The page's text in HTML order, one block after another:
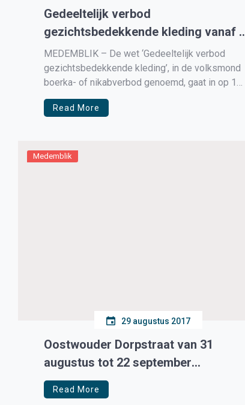
Gedeeltelijk verbod
gezichtsbedekkende kleding vanaf
augustus van kracht
MEDEMBLIK – De wet ‘Gedeeltelijk verbod
gezichtsbedekkende kleding’, in de volksmond
boerka- of nikabverbod genoemd, gaat in op 1
augustus 2019. Vanaf dan mag in het onderwijs,
overheidsgebouwen, in de zorg en in het
juli zijn. Dit […]
Read More
Medemblik
29 augustus 2017
Oostwouder Dorpstraat van 31
augustus tot 22 september
afgesloten
Read More